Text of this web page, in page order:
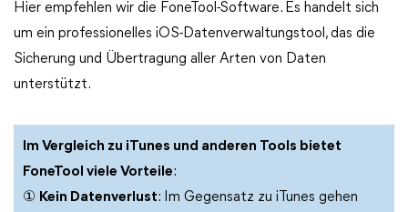
Hier empfehlen wir die FoneTool-Software. Es handelt sich
um ein professionelles iOS-Datenverwaltungstool, das die
Sicherung und Übertragung aller Arten von Daten
unterstützt.
Im Vergleich zu iTunes und anderen Tools bietet
FoneTool viele Vorteile:
① Kein Datenverlust: Im Gegensatz zu iTunes gehen